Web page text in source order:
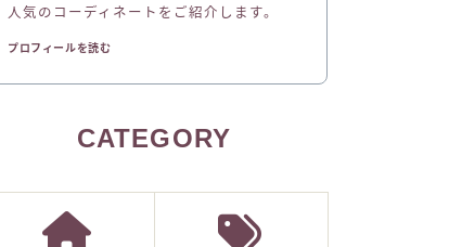
人気のコーディネートをご紹介します。
プロフィールを読む
CATEGORY